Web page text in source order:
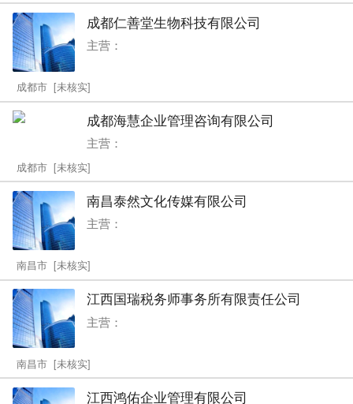
成都仁善堂生物科技有限公司
主营：
成都市 [未核实]
成都海慧企业管理咨询有限公司
主营：
成都市 [未核实]
南昌泰然文化传媒有限公司
主营：
南昌市 [未核实]
江西国瑞税务师事务所有限责任公司
主营：
南昌市 [未核实]
江西鸿佑企业管理有限公司